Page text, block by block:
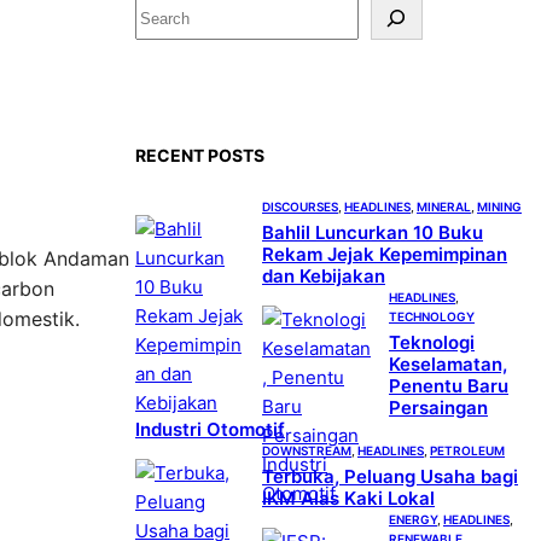
Andaman
S
e
RECENT POSTS
DISCOURSES HEADLINES MINERAL MINING
Bahlil Luncurkan 10 Buku
Rekam Jejak Kepemimpinan
dan Kebijakan
HEADLINES
TECHNOLOGY
Teknologi
Keselamatan,
Penentu Baru
Persaingan
Industri Otomotif
DOWNSTREAM HEADLINES PETROLEUM
Terbuka, Peluang Usaha bagi
IKM Alas Kaki Lokal
ENERGY, HEADLINES
RENEWABLE